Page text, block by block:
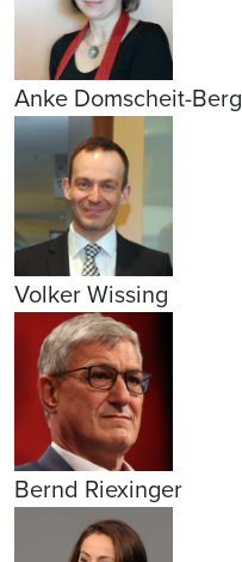
Anke Domscheit-Berg
Volker Wissing
Bernd Riexinger